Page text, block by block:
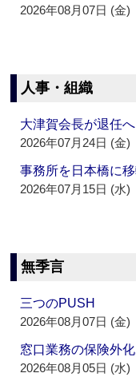
2026年08月07日 (金)
人事・組織
大津賀会長が退任
2026年07月24日 (金)
事務所を日本橋に
2026年07月15日 (水)
無季言
三つのPUSH
2026年08月07日 (金)
窓口業務の保険外
2026年08月05日 (水)